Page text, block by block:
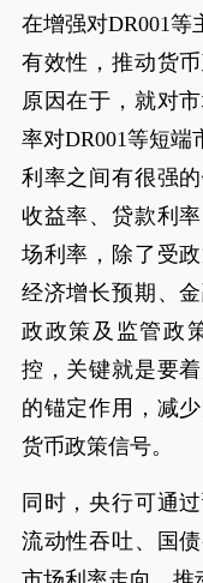
在增强对DR001等
有效性，推动货
原因在于，就对
率对DR001等短
利率之间有很强
收益率、贷款利
场利率，除了受
经济增长预期、
政政策及监管政
控，关键就是要
的锚定作用，减
货币政策信号。
同时，央行可通
流动性吞吐、国